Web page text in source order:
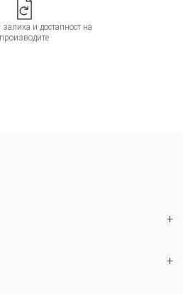
и достапност на
производите